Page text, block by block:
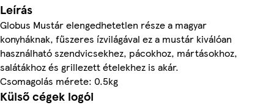
Leírás
Globus Mustár elengedhetetlen része a magyar
konyháknak, fűszeres ízvilágával ez a mustár kiválóan
használható szendvicsekhez, pácokhoz, mártásokhoz,
salátákhoz és grillezett ételekhez is akár.
Csomagolás mérete: 0.5kg
Külső cégek logói